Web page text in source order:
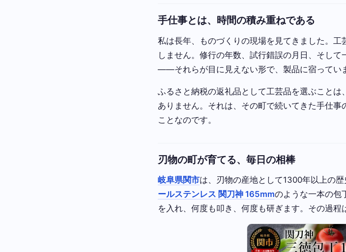
手仕事とは、時間の積み重ねである
私は長年、ものづくりの現場を見てきました。
しません。修行の年数、試行錯誤の月日、そし
——それらが目に見えない形で、製品に宿ってい
ふるさと納税の返礼品として工芸品を選ぶこと
ありません。それは、その町で続いてきた手仕
ことなのです。
刃物の町が育てる、毎日の相棒
岐阜県関市は、刃物の産地として1300年以上の
ールステンレス 関刀神 165mmのような一本の包
を入れ、何度も叩き、何度も研ぎます。その過程